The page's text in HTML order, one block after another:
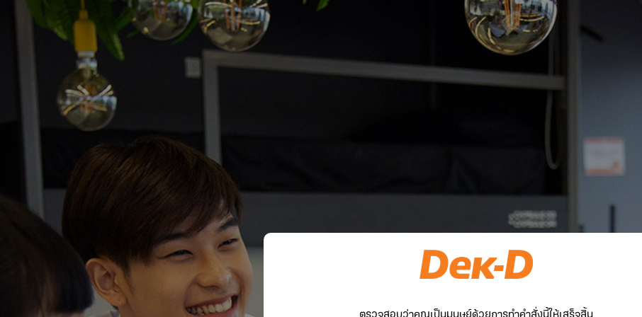
ตรวจสอบว่าคุณเป็นมนุษย์ด้วยการทำคำสั่งนี้ให้เสร็จสิ้น